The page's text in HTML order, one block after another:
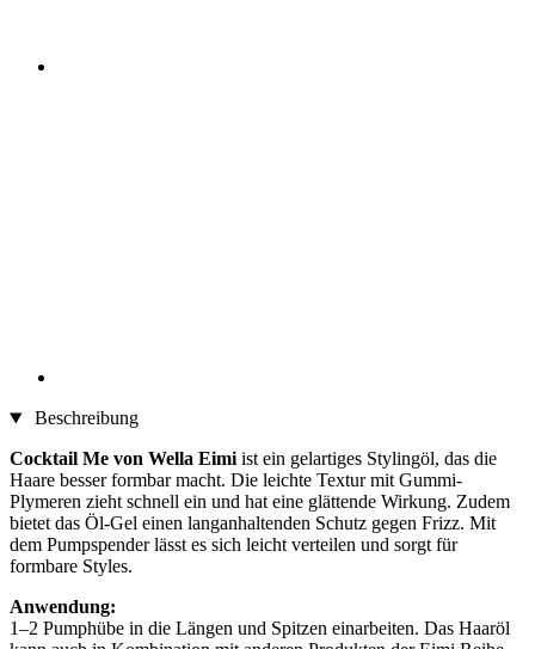
Beschreibung
Cocktail Me von Wella Eimi ist ein gelartiges Stylingöl, das die
Haare besser formbar macht. Die leichte Textur mit Gummi-
Plymeren zieht schnell ein und hat eine glättende Wirkung. Zudem
bietet das Öl-Gel einen langanhaltenden Schutz gegen Frizz. Mit
dem Pumpspender lässt es sich leicht verteilen und sorgt für
formbare Styles.
Anwendung:
1–2 Pumphübe in die Längen und Spitzen einarbeiten. Das Haaröl